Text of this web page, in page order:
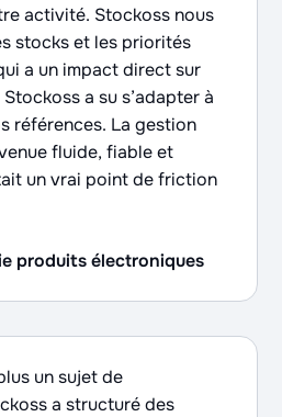
activité. Stockoss nous
stocks et les priorités
a un impact direct sur
a su s’adapter à
références. La gestion
fluide, fiable et
un vrai point de friction
produits électroniques
un sujet de
a structuré des